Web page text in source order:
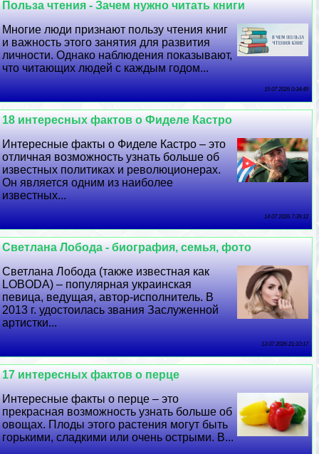
Польза чтения - Зачем нужно читать книги
Многие люди признают пользу чтения книг
и важность этого занятия для развития
личности. Однако наблюдения показывают,
что читающих людей с каждым годом...
15 07 2026 0:34:49
18 интересных фактов о Фиделе Кастро
Интересные факты о Фиделе Кастро – это
отличная возможность узнать больше об
известных политиках и революционерах.
Он является одним из наиболее
известных...
14 07 2026 7:39:12
Светлана Лобода - биография, семья, фото
Светлана Лобода (также известная как
LOBODA) – популярная украинская
певица, ведущая, автор-исполнитель. В
2013 г. удостоилась звания Заслуженной
артистки...
13 07 2026 21:10:17
17 интересных фактов о перце
Интересные факты о перце – это
прекрасная возможность узнать больше об
овощах. Плоды этого растения могут быть
горькими, сладкими или очень острыми. В...